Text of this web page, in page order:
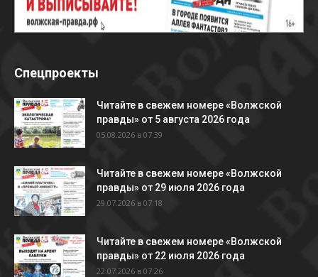
Спецпроекты
Читайте в свежем номере «Волжской
правды» от 5 августа 2026 года
05.08.2026 в 07:39
Читайте в свежем номере «Волжской
правды» от 29 июля 2026 года
29.07.2026 в 07:18
Читайте в свежем номере «Волжской
правды» от 22 июля 2026 года
22.07.2026 в 07:26